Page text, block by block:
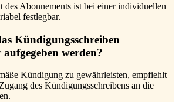
Abonnements ist bei einer individuellen
festlegbar.
Kündigungsschreiben
werden?
Kündigung zu gewährleisten, empfiehlt
des Kündigungsschreibens an die